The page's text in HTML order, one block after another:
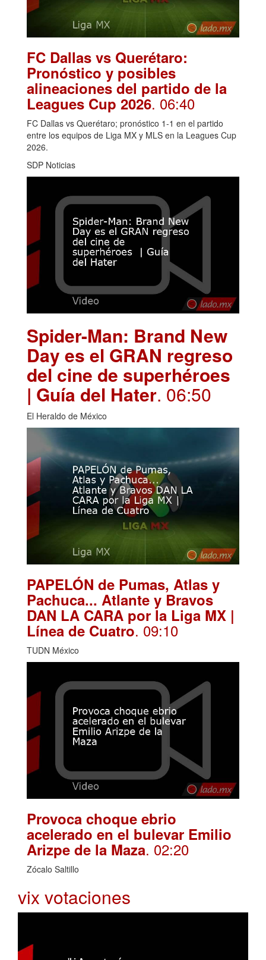
FC Dallas vs Querétaro:
Pronóstico y posibles
alineaciones del partido de la
Leagues Cup 2026. 06:40
FC Dallas vs Querétaro; pronóstico 1-1 en el partido
entre los equipos de Liga MX y MLS en la Leagues Cup
2026.
SDP Noticias
Spider-Man: Brand New
Day es el GRAN regreso
del cine de superhéroes
| Guía del Hater. 06:50
El Heraldo de México
PAPELÓN de Pumas, Atlas y
Pachuca... Atlante y Bravos
DAN LA CARA por la Liga MX |
Línea de Cuatro. 09:10
TUDN México
Provoca choque ebrio
acelerado en el bulevar Emilio
Arizpe de la Maza. 02:20
Zócalo Saltillo
vix votaciones